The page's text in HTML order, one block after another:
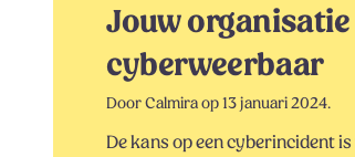
Jouw
cyberweerbaar
Door Calmira op 13 januari 2024.
De kans op een cyberincident